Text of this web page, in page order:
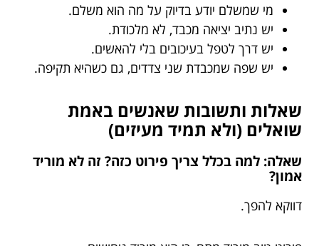
מי שמשלם יודע בדיוק על מה הוא משלם.
יש נתיב יציאה מכבד, לא מלכודת.
יש דרך לטפל בעיכובים בלי להאשים.
יש שפה שמכבדת שני צדדים, גם כשהיא תקיפה.
שאלות ותשובות שאנשים באמת
שואלים (ולא תמיד מעיזים)
שאלה: למה בכלל צריך פירוט כזה? זה לא מוריד
אמון?
דווקא להפך.